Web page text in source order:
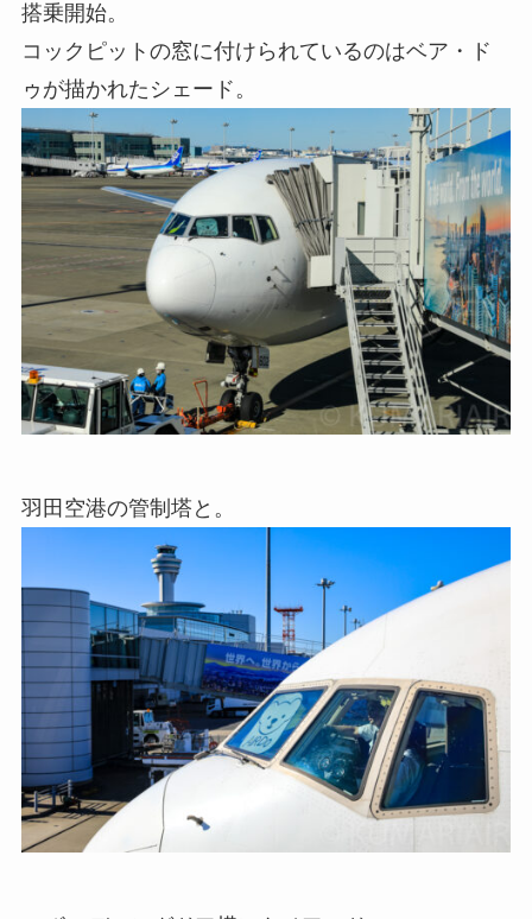
搭乗開始。
コックピットの窓に付けられているのはベア・ド
ゥが描かれたシェード。
羽田空港の管制塔と。